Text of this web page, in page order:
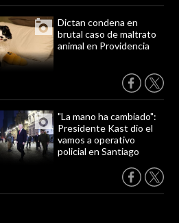
Dictan condena en
brutal caso de maltrato
animal en Providencia
"La mano ha cambiado":
Presidente Kast dio el
vamos a operativo
policial en Santiago